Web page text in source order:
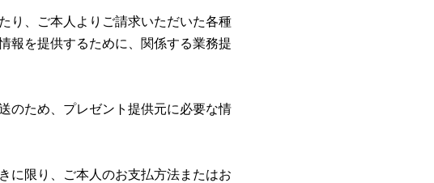
り、ご本人よりご請求いただいた各種
報を提供するために、関係する業務提
のため、プレゼント提供元に必要な情
に限り、ご本人のお支払方法またはお